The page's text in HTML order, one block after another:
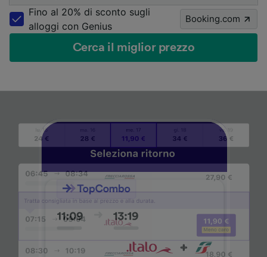
Fino al 20% di sconto sugli
alloggi con Genius
Booking.com
Cerca il miglior prezzo